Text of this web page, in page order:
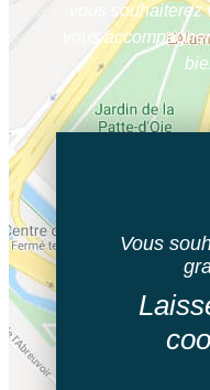
vous
vous
Vous